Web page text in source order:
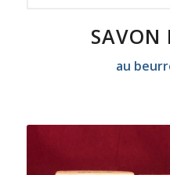
SAVON
au